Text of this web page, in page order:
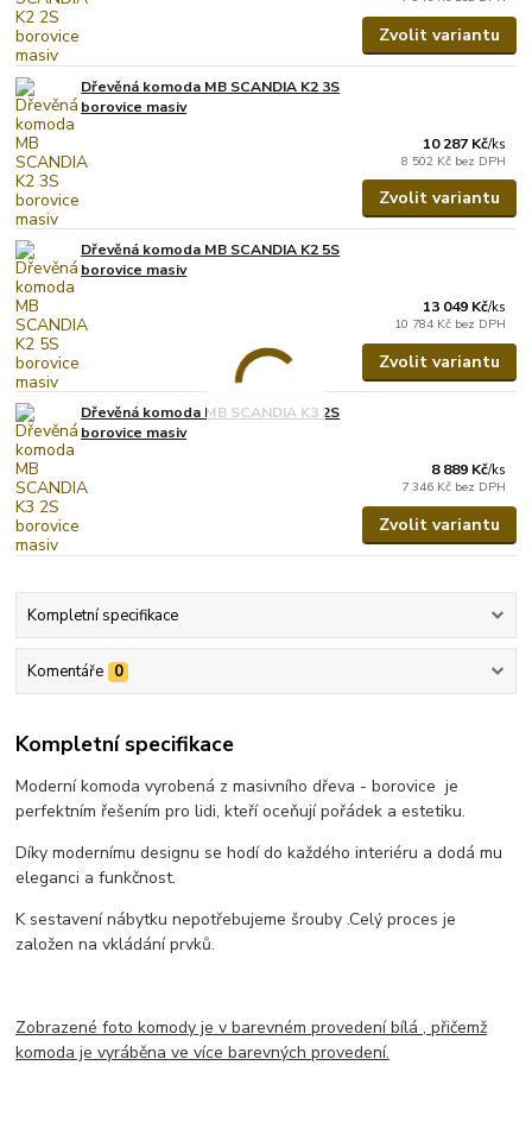
Zvolit variantu
Dřevěná komoda MB SCANDIA K2 3S
borovice masiv
10 287 Kč/ks
8 502 Kč bez DPH
Zvolit variantu
Dřevěná komoda MB SCANDIA K2 5S
borovice masiv
13 049 Kč/ks
10 784 Kč bez DPH
Zvolit variantu
Dřevěná komoda MB SCANDIA K3 2S
borovice masiv
8 889 Kč/ks
7 346 Kč bez DPH
Zvolit variantu
Kompletní specifikace
Komentáře 0
Kompletní specifikace
Moderní komoda vyrobená z masivního dřeva - borovice je
perfektním řešením pro lidi, kteří oceňují pořádek a estetiku.
Díky modernímu designu se hodí do každého interiéru a dodá mu
eleganci a funkčnost.
K sestavení nábytku nepotřebujeme šrouby .Celý proces je
založen na vkládání prvků.
Zobrazené foto komody je v barevném provedení bílá , přičemž
komoda je vyráběna ve více barevných provedení.